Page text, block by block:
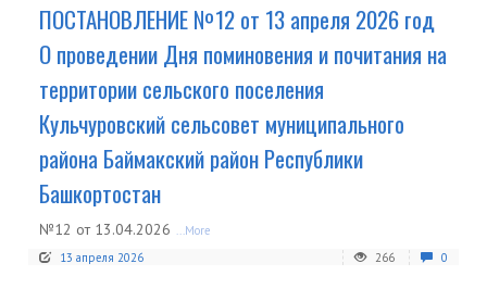
ПОСТАНОВЛЕНИЕ №12 от 13 апреля 2026 год
О проведении Дня поминовения и почитания на
территории сельского поселения
Кульчуровский сельсовет муниципального
района Баймакский район Республики
Башкортостан
№12 от 13.04.2026 ...More
13 апреля 2026
266 0